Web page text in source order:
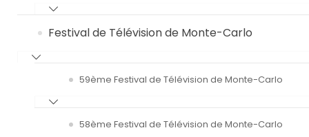
Festival de Télévision de Monte-Carlo
59ème Festival de Télévision de Monte-Carlo
58ème Festival de Télévision de Monte-Carlo